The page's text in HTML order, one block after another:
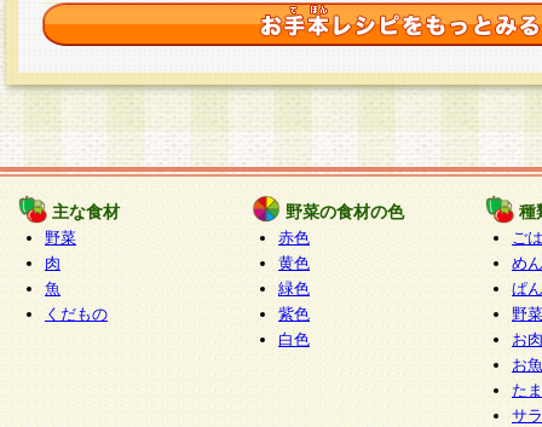
主な食材
野菜
肉
魚
くだもの
野菜の食材の色
赤色
黄色
緑色
紫色
白色
種
ご
めん
ぱん
野
お
お
た
サ